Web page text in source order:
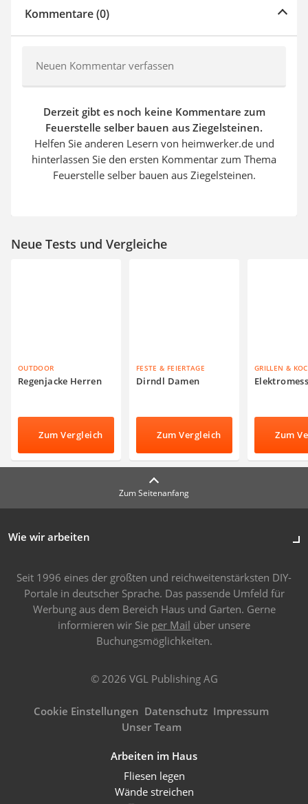
Kommentare (0)
Neuen Kommentar verfassen
Derzeit gibt es noch keine Kommentare zum
Feuerstelle selber bauen aus Ziegelsteinen.
Helfen Sie anderen Lesern von heimwerker.de und
hinterlassen Sie den ersten Kommentar zum Thema
Feuerstelle selber bauen aus Ziegelsteinen.
Neue Tests und Vergleiche
OUTDOOR
Regenjacke Herren
Zum Vergleich
FESTE & FEIERTAGE
Dirndl Damen
Zum Vergleich
GRILLEN &
Zum
Zum Seitenanfang
Wie wir arbeiten
Seit 1996 eines der größten und reichweitenstärksten DIY-
Portale in deutscher Sprache. Das passende Umfeld für
Werbung aus dem Bereich Haus und Garten. Gerne
informieren wir Sie per Mail über unsere
Buchungsmöglichkeiten.
© 2026 VGL Publishing AG
Cookie Einstellungen Datenschutz Impressum
Unser Team
Arbeiten im Haus
Fliesen legen
Wände streichen